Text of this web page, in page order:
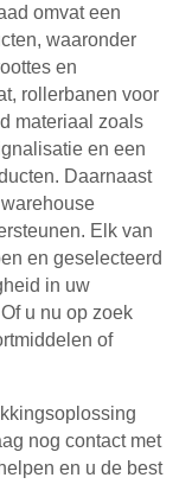
omvat een
waaronder
en
rollerbanen voor
materiaal zoals
en een
Daarnaast
Elk van
en geselecteerd
in uw
u nu op zoek
of
nog contact met
en u de best